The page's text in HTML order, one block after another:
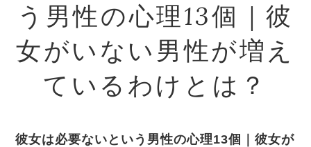
彼女は必要ないという男性の心理13個｜彼女が